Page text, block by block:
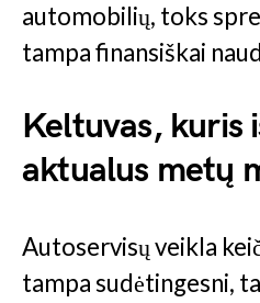
automobilių, toks
tampa finansiškai
Keltuvas, kuris
aktualus metų
Autoservisų veikla
tampa sudėtingesni,